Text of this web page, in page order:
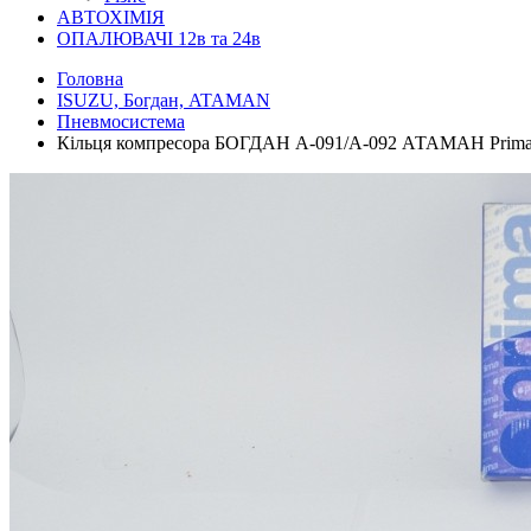
АВТОХІМІЯ
ОПАЛЮВАЧІ 12в та 24в
Головна
ISUZU, Богдан, ATAMAN
Пневмосистема
Кільця компресора БОГДАН А-091/А-092 АТАМАН